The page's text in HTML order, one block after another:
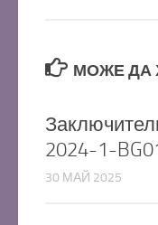
МОЖЕ ДА
2024-1-
30 МАЙ 2025